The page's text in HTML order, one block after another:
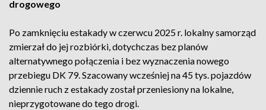
drogowego
Po zamknięciu estakady w czerwcu 2025 r. lokalny samorząd
zmierzał do jej rozbiórki, dotychczas bez planów
alternatywnego połączenia i bez wyznaczenia nowego
przebiegu DK 79. Szacowany wcześniej na 45 tys. pojazdów
dziennie ruch z estakady został przeniesiony na lokalne,
nieprzygotowane do tego drogi.